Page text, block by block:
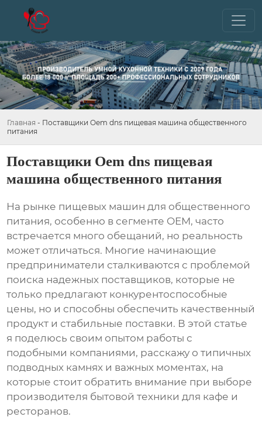
Главная - Поставщики Oem dns пищевая машина общественного
питания
Поставщики Oem dns пищевая
машина общественного питания
На рынке пищевых машин для общественного
питания, особенно в сегменте OEM, часто
встречается много обещаний, но реальность
может отличаться. Многие начинающие
предприниматели сталкиваются с проблемой
поиска надежных поставщиков, которые не
только предлагают конкурентоспособные
цены, но и способны обеспечить качественный
продукт и стабильные поставки. В этой статье
я поделюсь своим опытом работы с
подобными компаниями, расскажу о типичных
подводных камнях и важных моментах, на
которые стоит обратить внимание при выборе
производителя бытовой техники для кафе и
ресторанов.